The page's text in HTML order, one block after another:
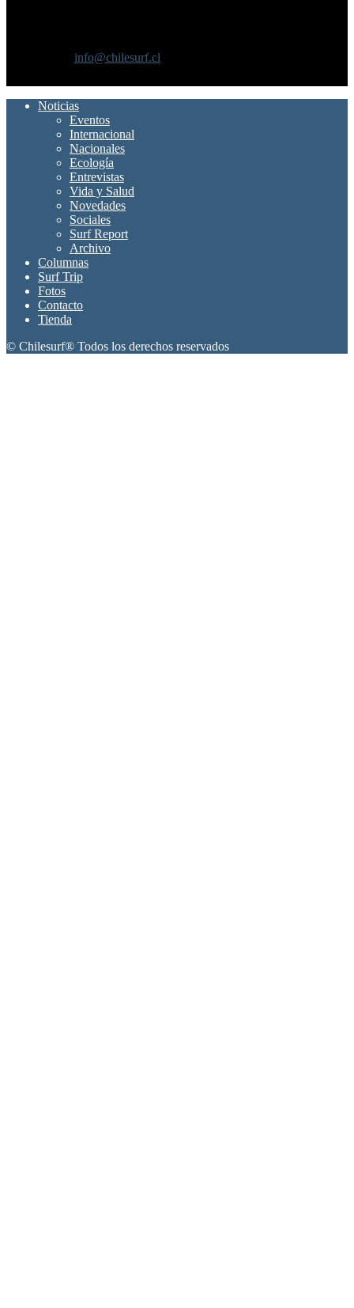
info@chilesurf.cl
Noticias
Eventos
Internacional
Nacionales
Ecología
Entrevistas
Vida y Salud
Novedades
Sociales
Surf Report
Archivo
Columnas
Surf Trip
Fotos
Contacto
Tienda
© Chilesurf® Todos los derechos reservados